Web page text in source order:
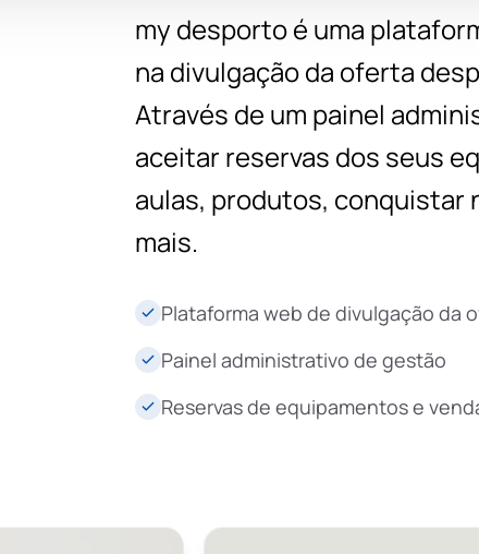
my desporto é uma
na divulgação da oferta
Através de um painel
aceitar reservas dos seus
aulas, produtos, conquistar
mais.
Plataforma web de divulgação da
Painel administrativo de gestão
Reservas de equipamentos e